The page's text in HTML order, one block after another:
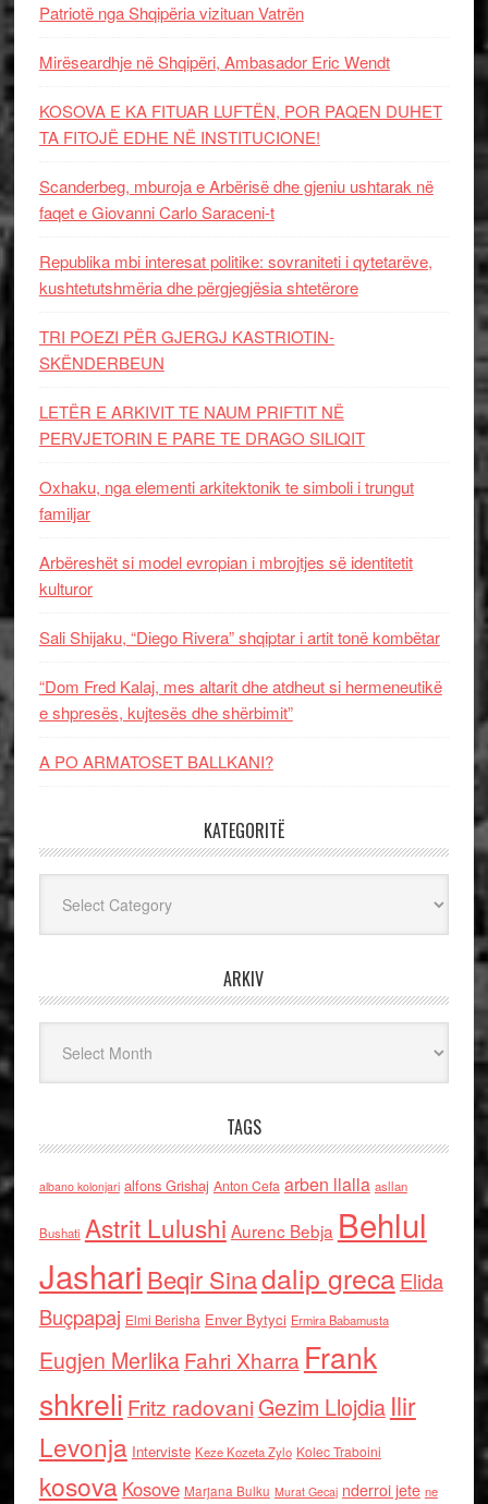
Patriotë nga Shqipëria vizituan Vatrën
Mirëseardhje në Shqipëri, Ambasador Eric Wendt
KOSOVA E KA FITUAR LUFTËN, POR PAQEN DUHET
TA FITOJË EDHE NË INSTITUCIONE!
Scanderbeg, mburoja e Arbërisë dhe gjeniu ushtarak në
faqet e Giovanni Carlo Saraceni-t
Republika mbi interesat politike: sovraniteti i qytetarëve,
kushtetutshmëria dhe përgjegjësia shtetërore
TRI POEZI PËR GJERGJ KASTRIOTIN-
SKËNDERBEUN
LETËR E ARKIVIT TE NAUM PRIFTIT NË
PERVJETORIN E PARE TE DRAGO SILIQIT
Oxhaku, nga elementi arkitektonik te simboli i trungut
familjar
Arbëreshët si model evropian i mbrojtjes së identitetit
kulturor
Sali Shijaku, “Diego Rivera” shqiptar i artit tonë kombëtar
“Dom Fred Kalaj, mes altarit dhe atdheut si hermeneutikë
e shpresës, kujtesës dhe shërbimit”
A PO ARMATOSET BALLKANI?
KATEGORITË
ARKIV
TAGS
albano kolonjari alfons Grishaj Anton Cefa arben llalla asllan
Bushati Astrit Lulushi Aurenc Bebja Behlul
Jashari Beqir Sinadalip grecaElida
Buçpapaj Elmi Berisha Enver Bytyci Ermira Babamusta
Eugjen MerlikaFahri Xharra Frank
shkreli Fritz radovaniGezim Llojdia Ilir
Levonja Interviste Keze Kozeta Zylo Kolec Traboini
kosova Kosove Marjana Bulku Murat Gecaj nderroi jete ne